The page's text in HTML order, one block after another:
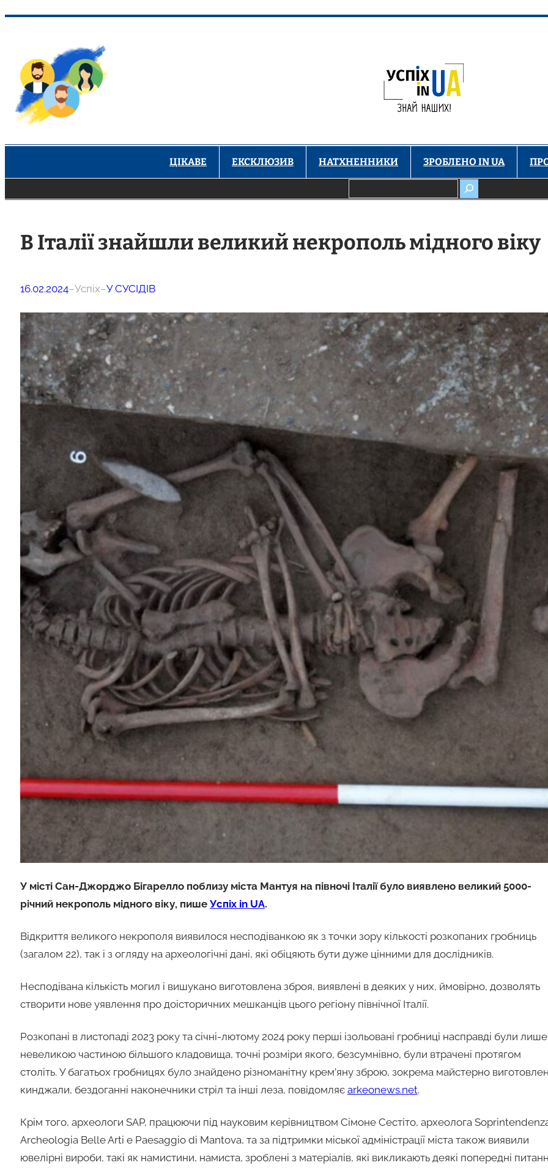
вмісту
ЦІКАВЕ ЕКСКЛЮЗИВ НАТХНЕННИКИ ЗРОБЛЕНО IN UA
В Італії знайшли великий некрополь мідного віку
16.02.2024–Успіх–У СУСІДІВ
У місті Сан-Джорджо Бігарелло поблизу міста Мантуя на півночі Італії було виявлено великий 5000-
річний некрополь мідного віку, пише Успіх in UA.
Відкриття великого некрополя виявилося несподіванкою як з точки зору кількості розкопаних гробниць
(загалом 22), так і з огляду на археологічні дані, які обіцяють бути дуже цінними для дослідників.
Несподівана кількість могил і вишукано виготовлена ​​зброя, виявлені в деяких у них, ймовірно, дозволять
створити нове уявлення про доісторичних мешканців цього регіону північної Італії.
Розкопані в листопаді 2023 року та січні-лютому 2024 року перші ізольовані гробниці насправді були лише
невеликою частиною більшого кладовища, точні розміри якого, безсумнівно, були втрачені протягом
століть. У багатьох гробницях було знайдено різноманітну крем’яну зброю, зокрема майстерно
кинджали, бездоганні наконечники стріл та інші леза, повідомляє arkeonews.net.
Крім того, археологи SAP, працюючи під науковим керівництвом Сімоне Сестіто, археолога
Archeologia Belle Arti e Paesaggio di Mantova, та за підтримки міської адміністрації міста також виявили
ювелірні вироби, такі як намистини, намиста, зроблені з матеріалів, які викликають деякі попередні